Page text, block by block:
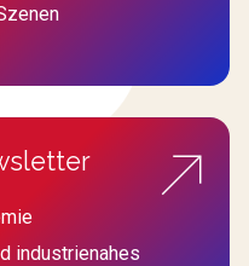
industrienahes